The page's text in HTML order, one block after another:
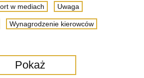
w mediach Uwaga
Wynagrodzenie kierowców
Pokaż